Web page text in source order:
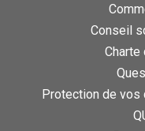
Conseil
Charte
Protection de vos